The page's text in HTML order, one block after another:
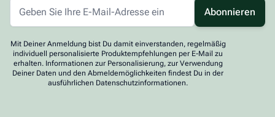
Abonnieren
Mit Deiner Anmeldung bist Du damit einverstanden, regelmäßig
individuell personalisierte Produktempfehlungen per E-Mail zu
erhalten. Informationen zur Personalisierung, zur Verwendung
Deiner Daten und den Abmeldemöglichkeiten findest Du in der
ausführlichen Datenschutzinformationen.